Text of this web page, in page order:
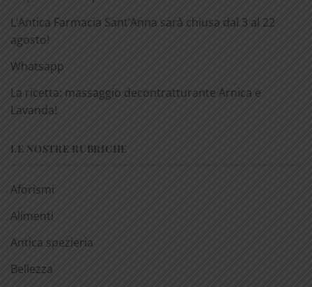
L’Antica Farmacia Sant’Anna sarà chiusa dal 3 al 22
agosto!
Whatsapp
La ricetta: massaggio decontratturante Arnica e
Lavanda!
LE NOSTRE RUBRICHE
Aforismi
Alimenti
Antica spezieria
Bellezza